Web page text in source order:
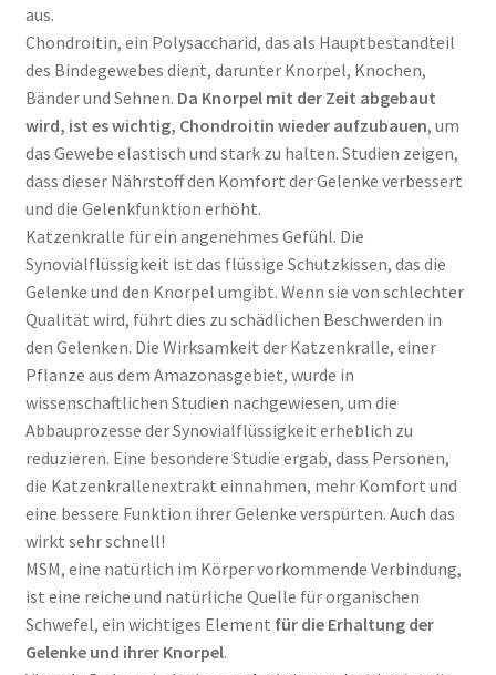
aus.
Chondroitin, ein Polysaccharid, das als Hauptbestandteil
des Bindegewebes dient, darunter Knorpel, Knochen,
Bänder und Sehnen. Da Knorpel mit der Zeit abgebaut
wird, ist es wichtig, Chondroitin wieder aufzubauen, um
das Gewebe elastisch und stark zu halten. Studien zeigen,
dass dieser Nährstoff den Komfort der Gelenke verbessert
und die Gelenkfunktion erhöht.
Katzenkralle für ein angenehmes Gefühl. Die
Synovialflüssigkeit ist das flüssige Schutzkissen, das die
Gelenke und den Knorpel umgibt. Wenn sie von schlechter
Qualität wird, führt dies zu schädlichen Beschwerden in
den Gelenken. Die Wirksamkeit der Katzenkralle, einer
Pflanze aus dem Amazonasgebiet, wurde in
wissenschaftlichen Studien nachgewiesen, um die
Abbauprozesse der Synovialflüssigkeit erheblich zu
reduzieren. Eine besondere Studie ergab, dass Personen,
die Katzenkrallenextrakt einnahmen, mehr Komfort und
eine bessere Funktion ihrer Gelenke verspürten. Auch das
wirkt sehr schnell!
MSM, eine natürlich im Körper vorkommende Verbindung,
ist eine reiche und natürliche Quelle für organischen
Schwefel, ein wichtiges Element für die Erhaltung der
Gelenke und ihrer Knorpel.